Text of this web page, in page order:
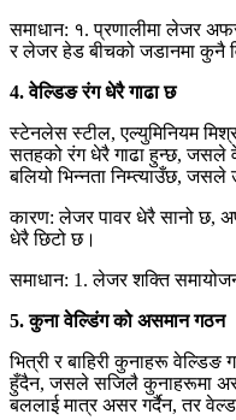
समाधान: १. प्रणालीमा लेजर
र लेजर हेड बीचको जडानमा कुनै
4. वेल्डिङ रंग धेरै गाढा छ
स्टेनलेस स्टील, एल्युमिनियम
सतहको रंग धेरै गाढा हुन्छ,
बलियो भिन्नता निम्त्याउँछ,
कारण: लेजर पावर धेरै सानो छ,
धेरै छिटो छ।
समाधान: 1. लेजर शक्ति
5. कुना वेल्डिंग को असमान गठन
भित्री र बाहिरी कुनाहरू वेल्डिङ
हुँदैन, जसले सजिलै कुनाहरूमा
बललाई मात्र असर गर्दैन, तर